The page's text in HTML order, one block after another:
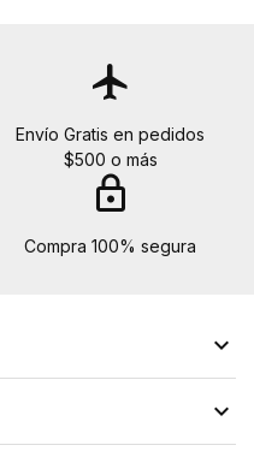
flight
Envío Gratis en pedidos
$500 o más
lock
Compra 100% segura

